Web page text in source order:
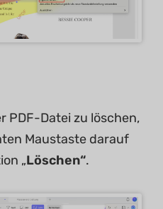
PDF-Datei zu löschen,
Maustaste darauf
„Löschen“.